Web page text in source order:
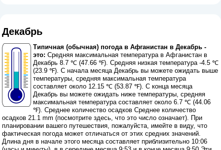
Декабрь
Типичная (обычная) погода в Афганистан в Декабрь -
это: Средняя максимальная температура в Афганистан в
Декабрь 8.7 ℃ (47.66 ℉). Средняя низкая температура -4.5 ℃
(23.9 ℉). С начала месяца Декабрь вы можете ожидать выше
температуры, средняя максимальная температура
составляет около 12.15 ℃ (53.87 ℉). С конца месяца
Декабрь вы можете ожидать ниже температуры, средняя
максимальная температура составляет около 6.7 ℃ (44.06
℉). Среднее количество осадков Среднее количество
осадков 21.1 mm (посмотрите здесь, что это число означает). При
планировании вашего путешествия, пожалуйста, имейте в виду, что
фактическая погода может отличаться от этих средних значений.
Длина дня в начале этого месяца составляет приблизительно 10:06